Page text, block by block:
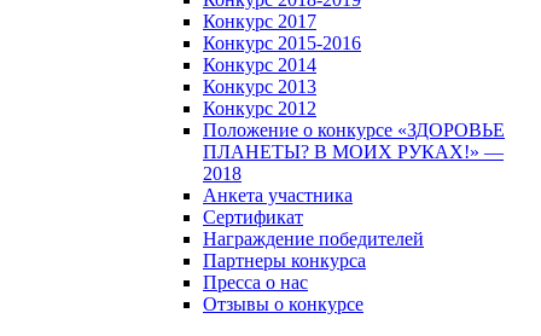
Конкурс 2017
Конкурс 2015-2016
Конкурс 2014
Конкурс 2013
Конкурс 2012
Положение о конкурсе «ЗДОРОВЬЕ
ПЛАНЕТЫ? В МОИХ РУКАХ!» —
2018
Анкета участника
Сертификат
Награждение победителей
Партнеры конкурса
Пресса о нас
Отзывы о конкурсе